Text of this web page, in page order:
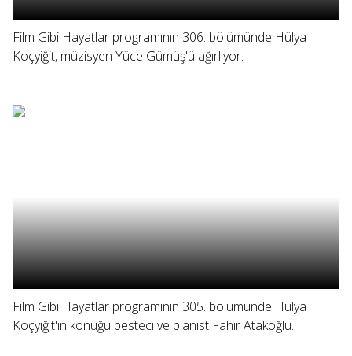
Film Gibi Hayatlar programının 306. bölümünde Hülya
Koçyiğit, müzisyen Yüce Gümüş'ü ağırlıyor.
Film Gibi Hayatlar programının 305. bölümünde Hülya
Koçyiğit'in konuğu besteci ve pianist Fahir Atakoğlu.